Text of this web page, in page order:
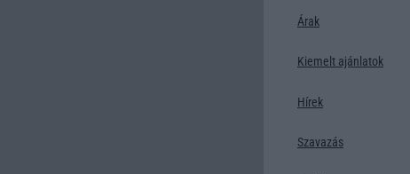
Árak
Kiemelt ajánlatok
Hírek
Szavazás